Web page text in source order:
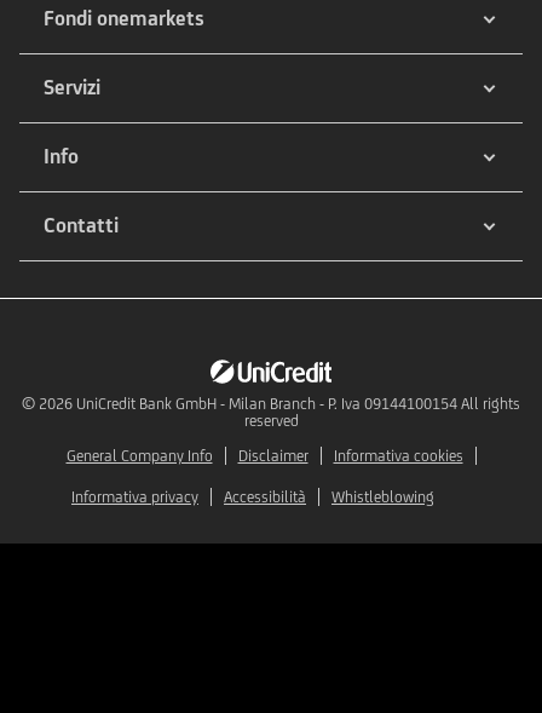
Fondi onemarkets
Servizi
Info
Contatti
© 2026 UniCredit Bank GmbH - Milan Branch - P. Iva 09144100154 All rights
reserved
General Company Info
Disclaimer Informativa cookies
Informativa privacy Accessibilità Whistleblowing